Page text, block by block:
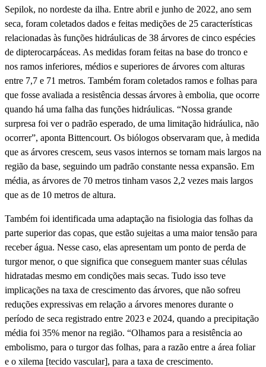
Sepilok, no nordeste da ilha. Entre abril e junho de 2022, ano sem
seca, foram coletados dados e feitas medições de 25 características
relacionadas às funções hidráulicas de 38 árvores de cinco espécies
de dipterocarpáceas. As medidas foram feitas na base do tronco e
nos ramos inferiores, médios e superiores de árvores com alturas
entre 7,7 e 71 metros. Também foram coletados ramos e folhas para
que fosse avaliada a resistência dessas árvores à embolia, que ocorre
quando há uma falha das funções hidráulicas. “Nossa grande
surpresa foi ver o padrão esperado, de uma limitação hidráulica, não
ocorrer”, aponta Bittencourt. Os biólogos observaram que, à medida
que as árvores crescem, seus vasos internos se tornam mais largos na
região da base, seguindo um padrão constante nessa expansão. Em
média, as árvores de 70 metros tinham vasos 2,2 vezes mais largos
que as de 10 metros de altura.
Também foi identificada uma adaptação na fisiologia das folhas da
parte superior das copas, que estão sujeitas a uma maior tensão para
receber água. Nesse caso, elas apresentam um ponto de perda de
turgor menor, o que significa que conseguem manter suas células
hidratadas mesmo em condições mais secas. Tudo isso teve
implicações na taxa de crescimento das árvores, que não sofreu
reduções expressivas em relação a árvores menores durante o
período de seca registrado entre 2023 e 2024, quando a precipitação
média foi 35% menor na região. “Olhamos para a resistência ao
embolismo, para o turgor das folhas, para a razão entre a área foliar
e o xilema [tecido vascular], para a taxa de crescimento.